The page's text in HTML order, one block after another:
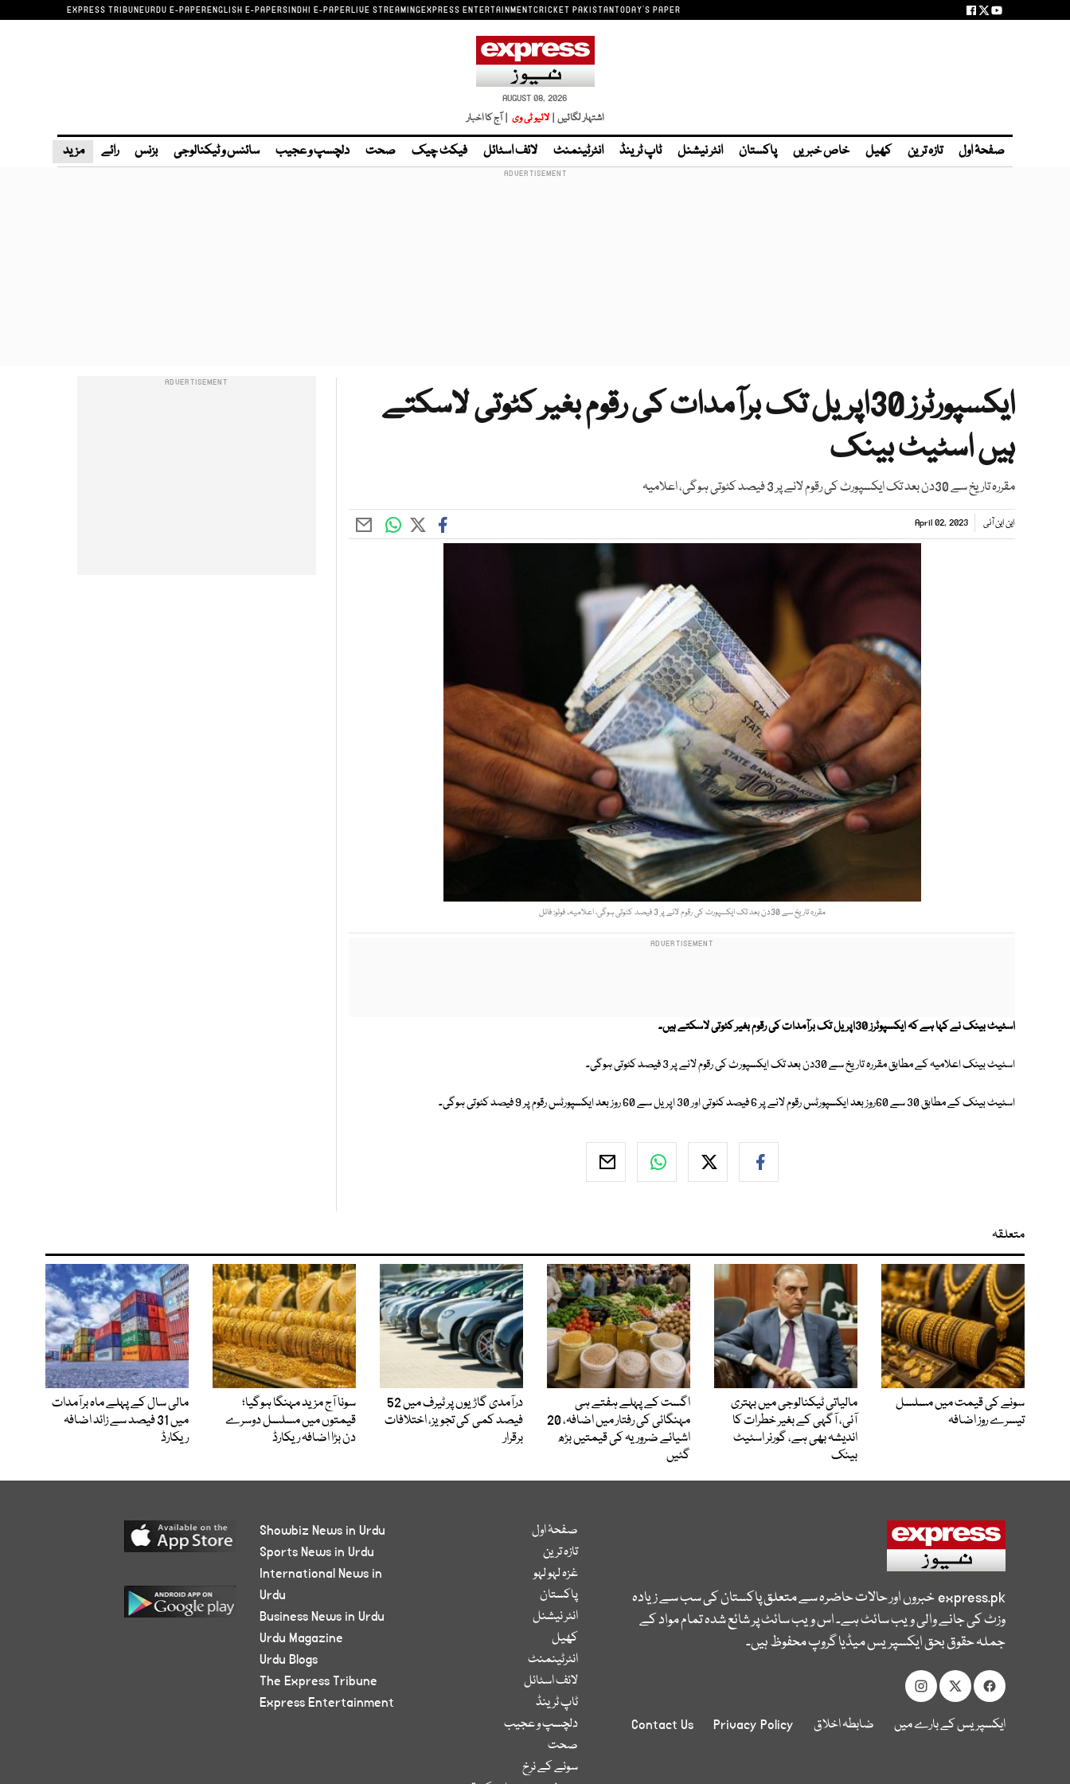
EXPRESS TRIBUNEURDU E-PAPERENGLISH E-PAPERSINDHI E-PAPERLIVE STREAMINGEXPRESS ENTERTAINMENTCRICKET PAKISTANTODAY'S PAPER
AUGUST 08, 2026
اشتہار لگائیں | لائیو ٹی وی | آج کا اخبار
صفحۂ اول تازہ ترین کھیل خاص خبریں پاکستان انٹر نیشنل ٹاپ ٹرینڈ انٹرٹینمنٹ لائف اسٹائل فیکٹ چیک صحت دلچسپ و عجیب سائنس و ٹیکنالوجی بزنس رائے مزید
ایکسپورٹرز 30اپریل تک برآمدات کی رقوم بغیر کٹوتی لاسکتے
ہیں اسٹیٹ بینک
مقررہ تاریخ سے 30دن بعد تک ایکسپورٹ کی رقوم لانے پر 3 فیصد کٹوتی ہوگی، اعلامیہ
این این آئی April 02, 2023
مقررہ تاریخ سے 30دن بعد تک ایکسپورٹ کی رقوم لانے پر 3 فیصد کٹوتی ہوگی، اعلامیہ۔ فوٹو: فائل
اسٹیٹ بینک نے کہا ہے کہ ایکسپوٹرز 30اپریل تک برآمدات کی رقوم بغیر کٹوتی لاسکتے ہیں۔
اسٹیٹ بینک اعلامیہ کے مطابق مقررہ تاریخ سے 30دن بعد تک ایکسپورٹ کی رقوم لانے پر 3 فیصد کٹوتی ہوگی۔
اسٹیٹ بینک کے مطابق 30 سے 60روز بعد ایکسپورٹس رقوم لانے پر 6 فیصد کٹوتی اور 30 اپریل سے 60 روز بعد ایکسپورٹس رقوم پر 9 فیصد کٹوتی ہوگی۔
متعلقہ
سونے کی قیمت میں مسلسل
تیسرے روز اضافہ
مالیاتی ٹیکنالوجی میں بہتری
آئی، آگہی کے بغیر خطرات کا
اندیشہ بھی ہے، گورنر اسٹیٹ
بینک
اگست کے پہلے ہفتے ہی
مہنگائی کی رفتار میں اضافہ، 20
اشیائے ضروریہ کی قیمتیں بڑھ
گئیں
درآمدی گاڑیوں پر ٹیرف میں 52
فیصد کمی کی تجویز، اختلافات
برقرار
سونا آج مزید مہنگا ہوگیا؛
قیمتوں میں مسلسل دوسرے
دن بڑا اضافہ ریکارڈ
مالی سال کے پہلے ماہ برآمدات
میں 31 فیصد سے زائد اضافہ
ریکارڈ
express.pkخبروں اور حالات حاضرہ سے متعلق پاکستان کی سب سے زیادہ
وزٹ کی جانے والی ویب سائٹ ہے۔ اس ویب سائٹ پر شائع شدہ تمام مواد کے
جملہ حقوق بحق ایکسپریس میڈیا گروپ محفوظ ہیں۔
ایکسپریس کے بارے میں ضابطہ اخلاق Privacy Policy
Contact Us
صفحۂ اول
تازہ ترین
غزہ لہو لہو
پاکستان
انٹر نیشنل
کھیل
انٹرٹینمنٹ
لائف اسٹائل
ٹاپ ٹرینڈ
دلچسپ و عجیب
صحت
سونے کے نرخ
Showbiz News in Urdu
Sports News in Urdu
International News in
Urdu
Business News in Urdu
Urdu Magazine
Urdu Blogs
The Express Tribune
Express Entertainment